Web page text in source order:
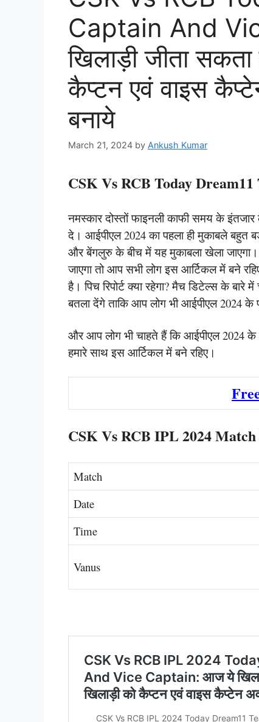
Captain And
खिलाड़ी जीता
कैप्टन एवं वाइस
बनाये
March 21, 2024 by Ankush Kumar
CSK Vs RCB Today
नमस्कार दोस्तों फाइनली काफी समय के
दे। आईपीएल 2024 का पहला ही मुकाबले बहुत
और बेंगलुरु के बीच में यह मुकाबला खेला
जाएगा तो आप सभी लोग इस आर्टिकल में बने
है। पिच रिपोर्ट क्या रहेगा? मैच डिटेल्स के
बतला देंगे ताकि आप लोग भी आईपीएल 2024 के
और आप लोग भी चाहते हैं कि आईपीएल 2024
हमारे साथ इस आर्टिकल में बने रहिए।
CSK Vs RCB IPL 2024
Match
Date
Time
Vanus